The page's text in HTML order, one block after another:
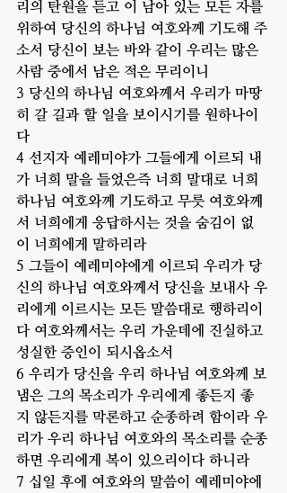
리의 탄원을 듣고 이 남아 있는 모든 자를
위하여 당신의 하나님 여호와께 기도해 주
소서 당신이 보는 바와 같이 우리는 많은
사람 중에서 남은 적은 무리이니
3 당신의 하나님 여호와께서 우리가 마땅
히 갈 길과 할 일을 보이시기를 원하나이
다
4 선지자 예레미야가 그들에게 이르되 내
가 너희 말을 들었은즉 너희 말대로 너희
하나님 여호와께 기도하고 무릇 여호와께
서 너희에게 응답하시는 것을 숨김이 없
이 너희에게 말하리라
5 그들이 예레미야에게 이르되 우리가 당
신의 하나님 여호와께서 당신을 보내사 우
리에게 이르시는 모든 말씀대로 행하리이
다 여호와께서는 우리 가운데에 진실하고
성실한 증인이 되시옵소서
6 우리가 당신을 우리 하나님 여호와께 보
냄은 그의 목소리가 우리에게 좋든지 좋
지 않든지를 막론하고 순종하려 함이라 우
리가 우리 하나님 여호와의 목소리를 순종
하면 우리에게 복이 있으리이다 하니라
7 십일 후에 여호와의 말씀이 예레미야에